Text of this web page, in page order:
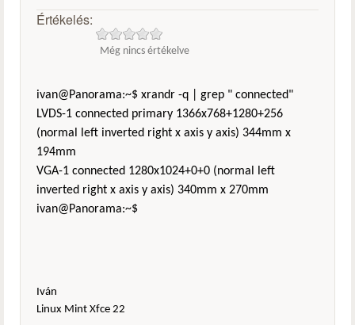
Értékelés:
Még nincs értékelve
ivan@Panorama:~$ xrandr -q | grep " connected"
LVDS-1 connected primary 1366x768+1280+256
(normal left inverted right x axis y axis) 344mm x
194mm
VGA-1 connected 1280x1024+0+0 (normal left
inverted right x axis y axis) 340mm x 270mm
ivan@Panorama:~$
Iván
Linux Mint Xfce 22